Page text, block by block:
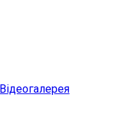
Відеогалерея